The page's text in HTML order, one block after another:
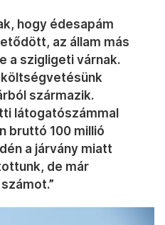
hogy édesapám
az állam más
a szigligeti várnak.
származik.
látogatószámmal
bruttó 100 millió
a járvány miatt
de már